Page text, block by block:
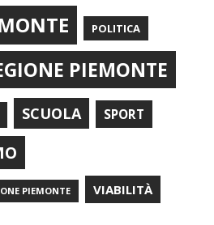
POLITICA
PIEMONTE
SCUOLA SPORT
PIEMONTE VIABILITÀ